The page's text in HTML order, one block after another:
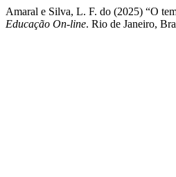
Amaral e Silva, L. F. do (2025) “O
Educação On-line. Rio de Janeiro,